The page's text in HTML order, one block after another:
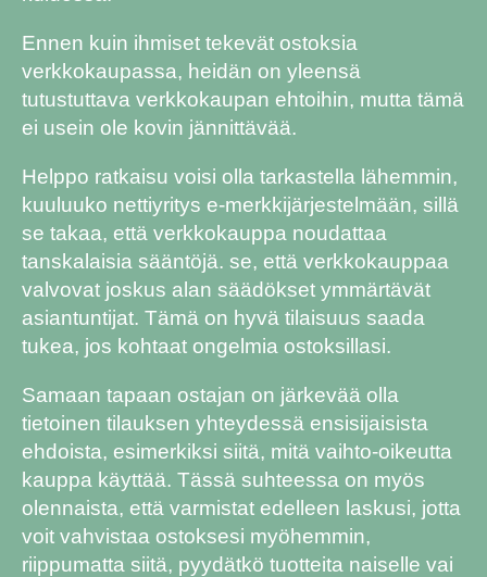
Ennen kuin ihmiset tekevät ostoksia
verkkokaupassa, heidän on yleensä
tutustuttava verkkokaupan ehtoihin, mutta tämä
ei usein ole kovin jännittävää.
Helppo ratkaisu voisi olla tarkastella lähemmin,
kuuluuko nettiyritys e-merkkijärjestelmään, sillä
se takaa, että verkkokauppa noudattaa
tanskalaisia sääntöjä. se, että verkkokauppaa
valvovat joskus alan säädökset ymmärtävät
asiantuntijat. Tämä on hyvä tilaisuus saada
tukea, jos kohtaat ongelmia ostoksillasi.
Samaan tapaan ostajan on järkevää olla
tietoinen tilauksen yhteydessä ensisijaisista
ehdoista, esimerkiksi siitä, mitä vaihto-oikeutta
kauppa käyttää. Tässä suhteessa on myös
olennaista, että varmistat edelleen laskusi, jotta
voit vahvistaa ostoksesi myöhemmin,
riippumatta siitä, pyydätkö tuotteita naiselle vai